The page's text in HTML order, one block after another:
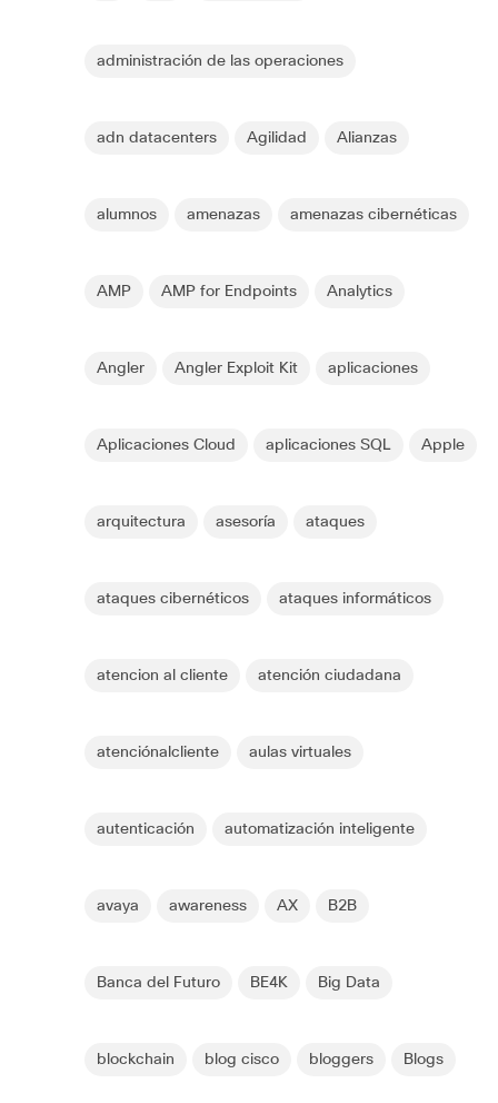
administración de las operaciones
adn datacenters Agilidad Alianzas
alumnos amenazas amenazas cibernéticas
AMP AMP for Endpoints Analytics
Angler Angler Exploit Kit aplicaciones
Aplicaciones Cloud aplicaciones SQL Apple
arquitectura asesoría ataques
ataques cibernéticos ataques informáticos
atencion al cliente atención ciudadana
atenciónalcliente aulas virtuales
autenticación automatización inteligente
avaya awareness AX B2B
Banca del Futuro BE4K Big Data
blockchain blog cisco bloggers Blogs